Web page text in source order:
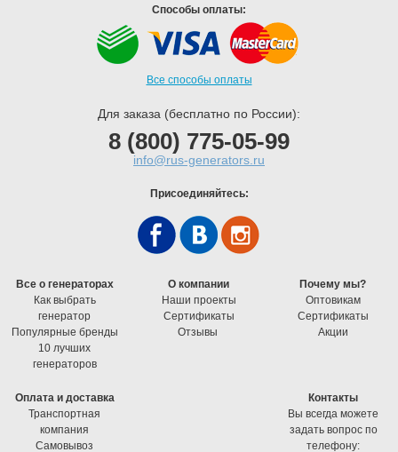
Способы оплаты:
Все способы оплаты
Для заказа (бесплатно по России):
8 (800) 775-05-99
info@rus-generators.ru
Присоединяйтесь:
Все о генераторах
Как выбрать
генератор
Популярные бренды
10 лучших
генераторов
О компании
Наши проекты
Cертификаты
Отзывы
Почему мы?
Оптовикам
Cертификаты
Акции
Оплата и доставка
Транспортная
компания
Самовывоз
Контакты
Вы всегда можете
задать вопрос по
телефону: